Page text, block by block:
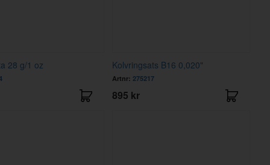
28 g/1 oz Kolvringsats B16 0,020"
Artnr: 275217
895 kr